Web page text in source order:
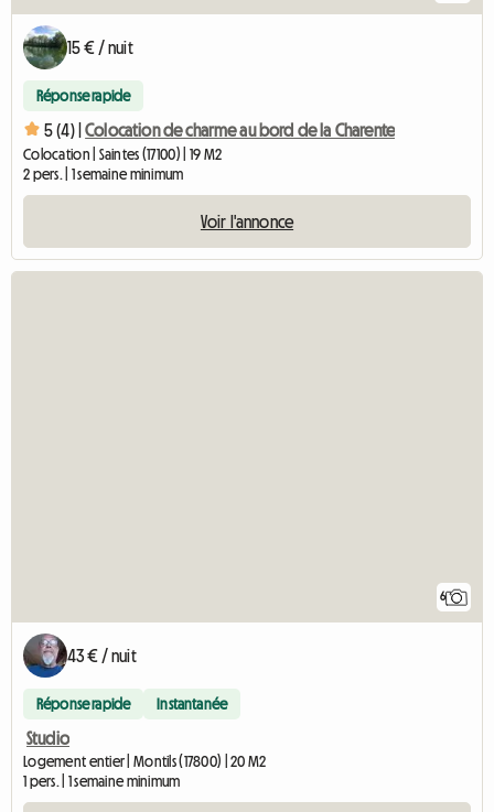
15 € / nuit
Réponse rapide
5 (4) | Colocation de charme au bord de la Charente
Colocation | Saintes (17100) | 19 M2
2 pers. | 1 semaine minimum
Voir l'annonce
6
43 € / nuit
Réponse rapide Instantanée
Studio
Logement entier | Montils (17800) | 20 M2
1 pers. | 1 semaine minimum